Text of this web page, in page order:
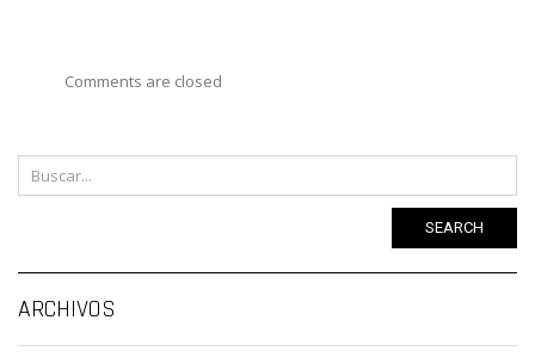
Comments are closed
SEARCH
ARCHIVOS